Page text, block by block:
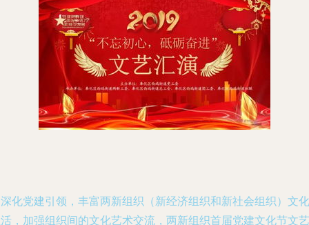
化党建引领，丰富两新组织（新经济组织和新社会组织）文化
，加强组织间的文化艺术交流，两新组织首届党建文化节文艺